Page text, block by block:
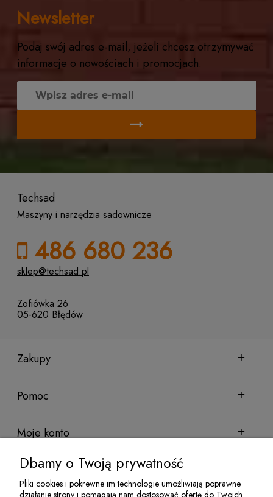
Newsletter
Podaj swój adres e-mail, jeżeli chcesz otrzymywać
informacje o nowościach i promocjach.
Techsad
Maszyny i narzędzia sadownicze
486 680 236
sklep@techsad.pl
Zofiówka 26
05-620 Błędów
Zakupy
Pomoc
Moje konto
Informacje
Dbamy o Twoją prywatność
Pliki cookies i pokrewne im technologie umożliwiają poprawne
działanie strony i pomagają nam dostosować ofertę do Twoich